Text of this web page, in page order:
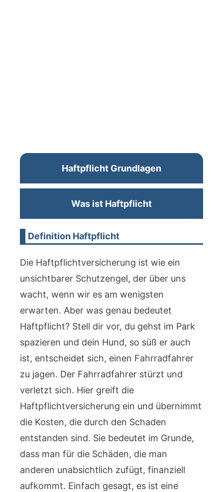
Haftpflicht Grundlagen
Was ist Haftpflicht
Definition Haftpflicht
Die Haftpflichtversicherung ist wie ein
unsichtbarer Schutzengel, der über uns
wacht, wenn wir es am wenigsten
erwarten. Aber was genau bedeutet
Haftpflicht? Stell dir vor, du gehst im Park
spazieren und dein Hund, so süß er auch
ist, entscheidet sich, einen Fahrradfahrer
zu jagen. Der Fahrradfahrer stürzt und
verletzt sich. Hier greift die
Haftpflichtversicherung ein und übernimmt
die Kosten, die durch den Schaden
entstanden sind. Sie bedeutet im Grunde,
dass man für die Schäden, die man
anderen unabsichtlich zufügt, finanziell
aufkommt. Einfach gesagt, es ist eine